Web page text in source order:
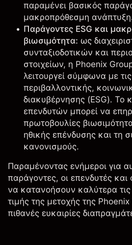
παραμένει βασικός
μακροπρόθεσμη
Παράγοντες ESG και
βιωσιμότητα: ως
συνταξιοδοτικών και
στοιχείων, η Phoenix
λειτουργεί σύμφωνα με
περιβαλλοντικής,
διακυβέρνησης (ESG). Το
επενδυτών μπορεί να
πρωτοβουλίες
ηθικής επένδυσης και τη
κανονισμούς.
Παραμένοντας ενήμεροι για
παράγοντες, οι επενδυτές
να κατανοήσουν καλύτερα τις
τιμής της μετοχής της Phoenix
πιθανές ευκαιρίες